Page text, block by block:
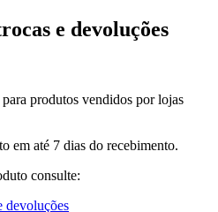
e devoluções
produtos vendidos por lojas
em até 7 dias do recebimento.
consulte:
devoluções